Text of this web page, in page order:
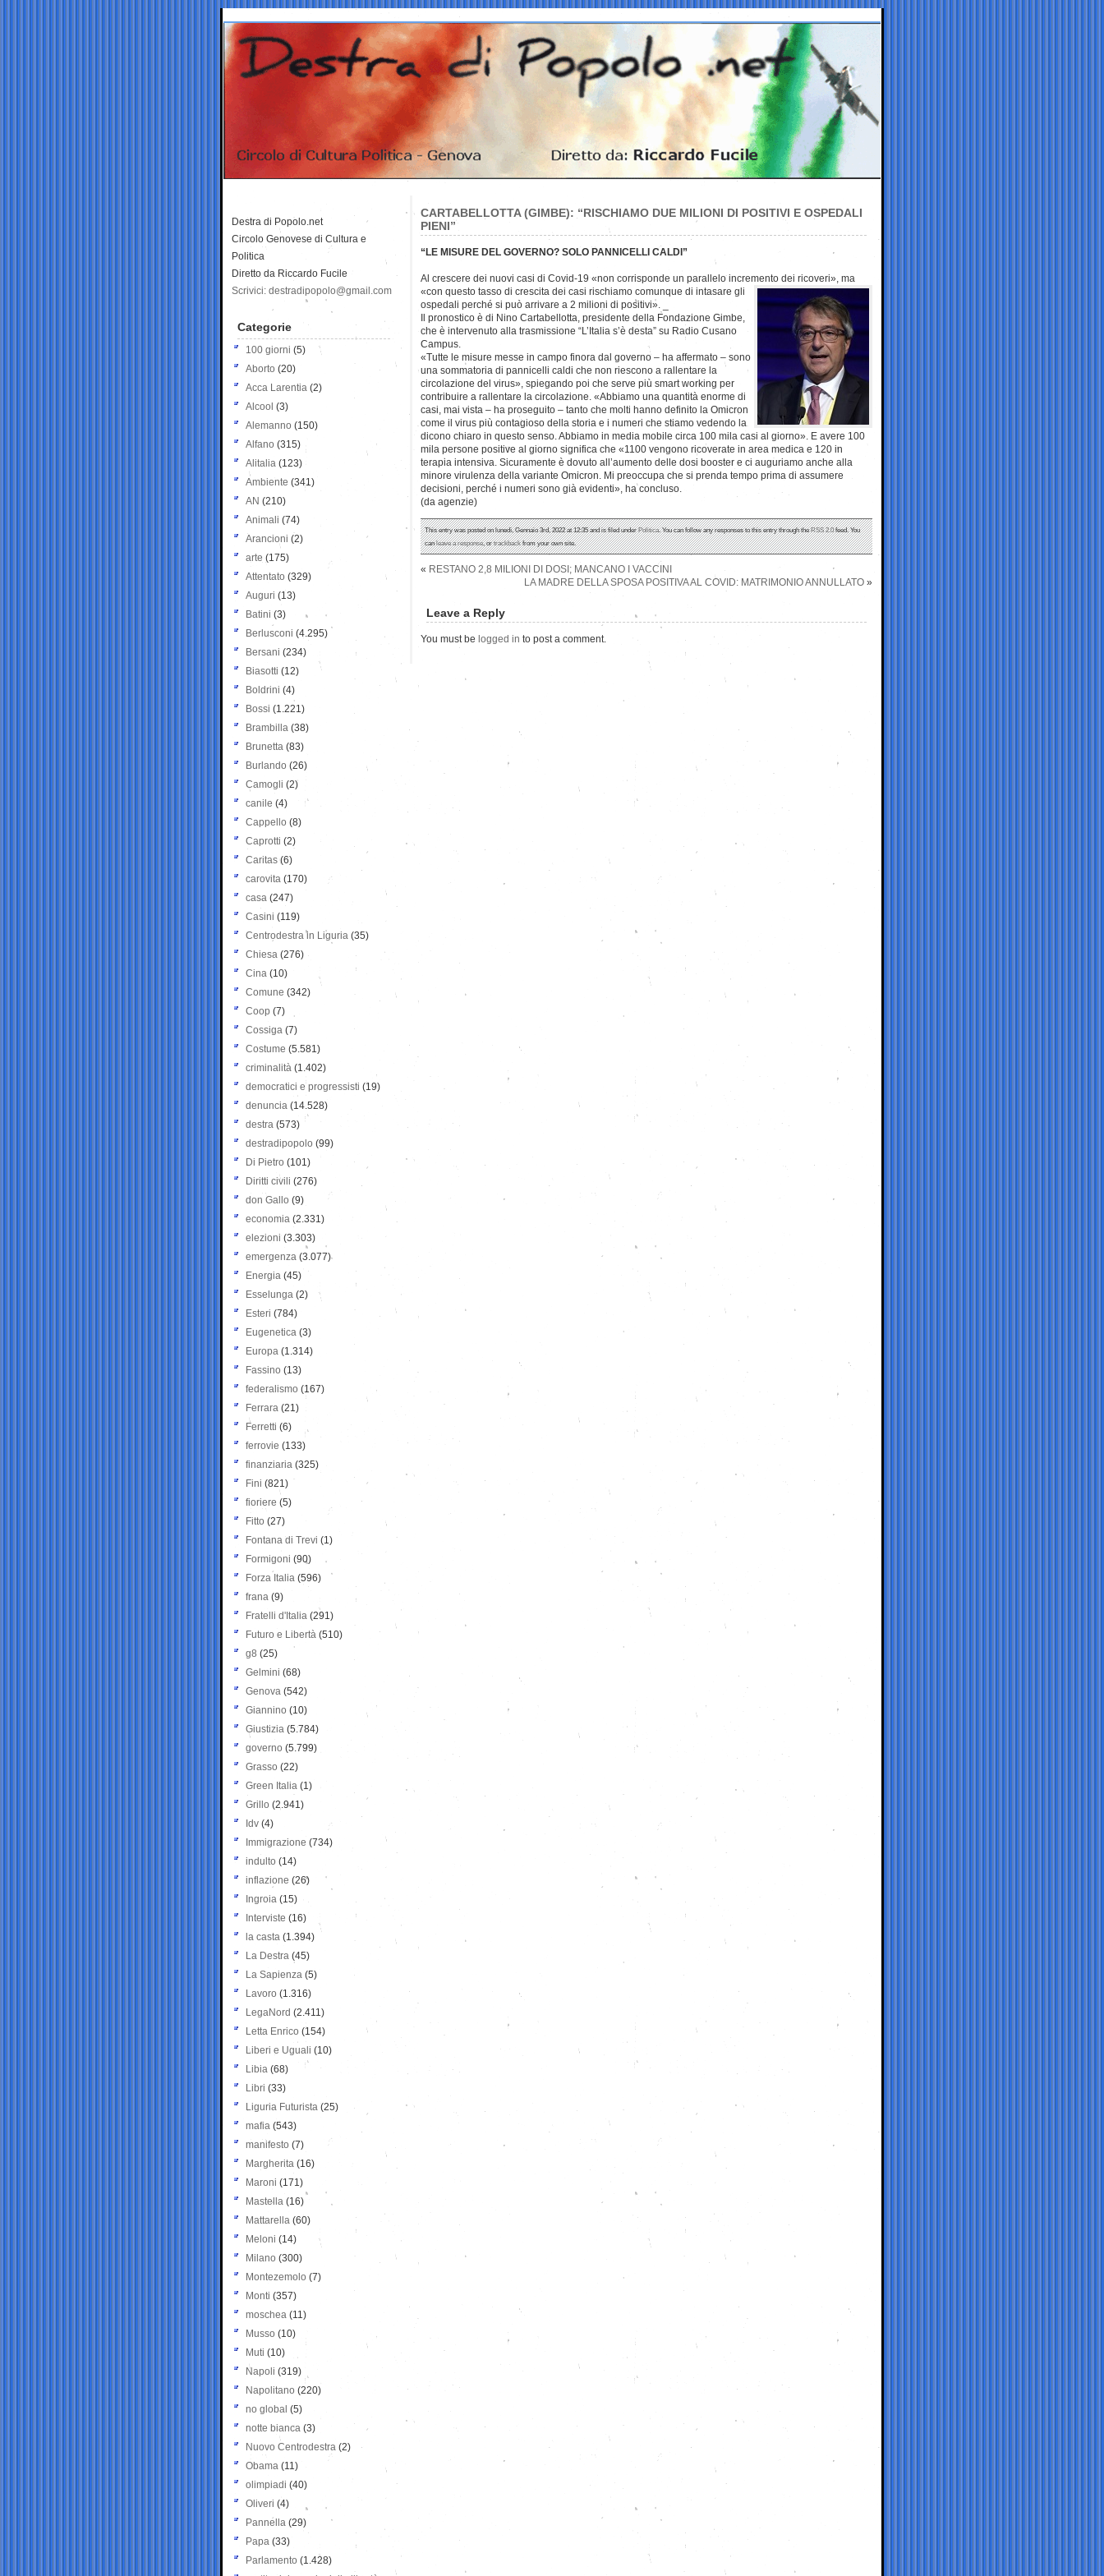
CARTABELLOTTA (GIMBE): “RISCHIAMO DUE MILIONI DI POSITIVI E OSPEDALI
PIENI”
“LE MISURE DEL GOVERNO? SOLO PANNICELLI CALDI”
Al crescere dei nuovi casi di Covid-19 «non corrisponde un parallelo incremento dei ricoveri», ma
«con questo tasso di crescita dei casi rischiamo comunque di intasare gli
ospedali perché si può arrivare a 2 milioni di positivi». _
Il pronostico è di Nino Cartabellotta, presidente della Fondazione Gimbe,
che è intervenuto alla trasmissione “L’Italia s’è desta” su Radio Cusano
Campus.
«Tutte le misure messe in campo finora dal governo – ha affermato – sono
una sommatoria di pannicelli caldi che non riescono a rallentare la
circolazione del virus», spiegando poi che serve più smart working per
contribuire a rallentare la circolazione. «Abbiamo una quantità enorme di
casi, mai vista – ha proseguito – tanto che molti hanno definito la Omicron
come il virus più contagioso della storia e i numeri che stiamo vedendo la
dicono chiaro in questo senso. Abbiamo in media mobile circa 100 mila casi al giorno». E avere 100
mila persone positive al giorno significa che «1100 vengono ricoverate in area medica e 120 in
terapia intensiva. Sicuramente è dovuto all’aumento delle dosi booster e ci auguriamo anche alla
minore virulenza della variante Omicron. Mi preoccupa che si prenda tempo prima di assumere
decisioni, perché i numeri sono già evidenti», ha concluso.
(da agenzie)
This entry was posted on lunedì, Gennaio 3rd, 2022 at 12:35 and is filed underPolitica. You can follow any responses to this entry through theRSS 2.0feed. You
canleave a response, ortrackbackfrom your own site.
« RESTANO 2,8 MILIONI DI DOSI; MANCANO I VACCINI
LA MADRE DELLA SPOSA POSITIVA AL COVID: MATRIMONIO ANNULLATO »
Leave a Reply
You must be logged in to post a comment.
Destra di Popolo.net
Circolo Genovese di Cultura e
Politica
Diretto da Riccardo Fucile
Scrivici: destradipopolo@gmail.com
Categorie
100 giorni (5)
Aborto (20)
Acca Larentia (2)
Alcool (3)
Alemanno (150)
Alfano (315)
Alitalia (123)
Ambiente (341)
AN (210)
Animali (74)
Arancioni (2)
arte (175)
Attentato (329)
Auguri (13)
Batini (3)
Berlusconi (4.295)
Bersani (234)
Biasotti (12)
Boldrini (4)
Bossi (1.221)
Brambilla (38)
Brunetta (83)
Burlando (26)
Camogli (2)
canile (4)
Cappello (8)
Caprotti (2)
Caritas (6)
carovita (170)
casa (247)
Casini (119)
Centrodestra in Liguria (35)
Chiesa (276)
Cina (10)
Comune (342)
Coop (7)
Cossiga (7)
Costume (5.581)
criminalità (1.402)
democratici e progressisti (19)
denuncia (14.528)
destra (573)
destradipopolo (99)
Di Pietro (101)
Diritti civili (276)
don Gallo (9)
economia (2.331)
elezioni (3.303)
emergenza (3.077)
Energia (45)
Esselunga (2)
Esteri (784)
Eugenetica (3)
Europa (1.314)
Fassino (13)
federalismo (167)
Ferrara (21)
Ferretti (6)
ferrovie (133)
finanziaria (325)
Fini (821)
fioriere (5)
Fitto (27)
Fontana di Trevi (1)
Formigoni (90)
Forza Italia (596)
frana (9)
Fratelli d'Italia (291)
Futuro e Libertà (510)
g8 (25)
Gelmini (68)
Genova (542)
Giannino (10)
Giustizia (5.784)
governo (5.799)
Grasso (22)
Green Italia (1)
Grillo (2.941)
Idv (4)
Immigrazione (734)
indulto (14)
inflazione (26)
Ingroia (15)
Interviste (16)
la casta (1.394)
La Destra (45)
La Sapienza (5)
Lavoro (1.316)
LegaNord (2.411)
Letta Enrico (154)
Liberi e Uguali (10)
Libia (68)
Libri (33)
Liguria Futurista (25)
mafia (543)
manifesto (7)
Margherita (16)
Maroni (171)
Mastella (16)
Mattarella (60)
Meloni (14)
Milano (300)
Montezemolo (7)
Monti (357)
moschea (11)
Musso (10)
Muti (10)
Napoli (319)
Napolitano (220)
no global (5)
notte bianca (3)
Nuovo Centrodestra (2)
Obama (11)
olimpiadi (40)
Oliveri (4)
Pannella (29)
Papa (33)
Parlamento (1.428)